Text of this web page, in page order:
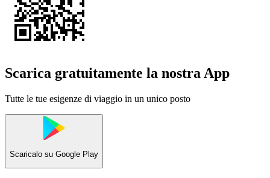
Scarica gratuitamente la nostra App
Tutte le tue esigenze di viaggio in un unico posto
Scaricalo su Google Play